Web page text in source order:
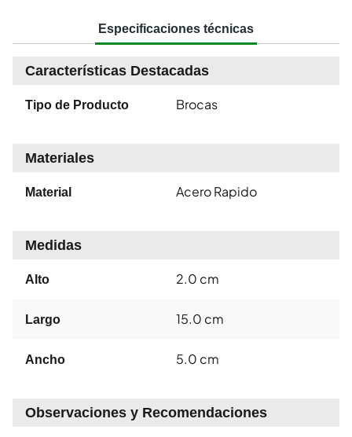
Especificaciones técnicas
Características Destacadas
Tipo de Producto Brocas
Materiales
Material Acero Rapido
Medidas
Alto 2.0 cm
Largo 15.0 cm
Ancho 5.0 cm
Observaciones y Recomendaciones